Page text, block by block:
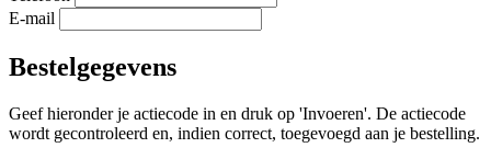
E-mail
Bestelgegevens
Geef hieronder je actiecode in en druk op 'Invoeren'. De actiecode
wordt gecontroleerd en, indien correct, toegevoegd aan je bestelling.